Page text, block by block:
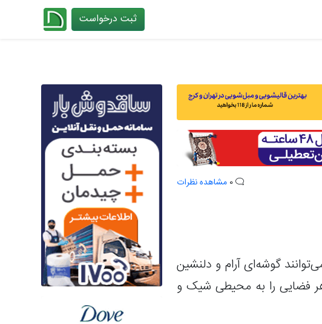
ثبت درخواست
مشاهده نظرات
گوشه‌ای آرام و دلنشین
هر فضایی را به محیطی شیک و